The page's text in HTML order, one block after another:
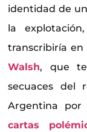
identidad de
la
transcribiría en
Walsh, que
secuaces del
Argentina por
cartas